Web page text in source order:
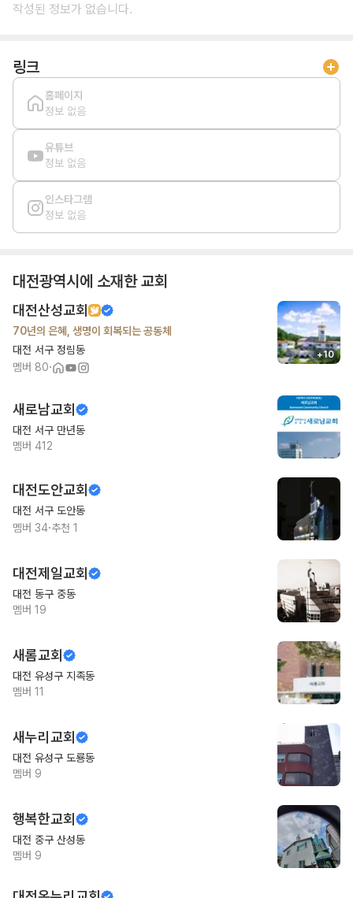
작성된 정보가 없습니다.
링크
홈페이지
정보 없음
유튜브
정보 없음
인스타그램
정보 없음
대전광역시 에 소재한 교회
대전산성교회
70년의 은혜, 생명이 회복되는 공동체
대전 서구 정림동
멤버 80·
+10
새로남교회
대전 서구 만년동
멤버 412
대전도안교회
대전 서구 도안동
멤버 34·추천 1
대전제일교회
대전 동구 중동
멤버 19
새롬교회
대전 유성구 지족동
멤버 11
새누리교회
대전 유성구 도룡동
멤버 9
행복한교회
대전 중구 산성동
멤버 9